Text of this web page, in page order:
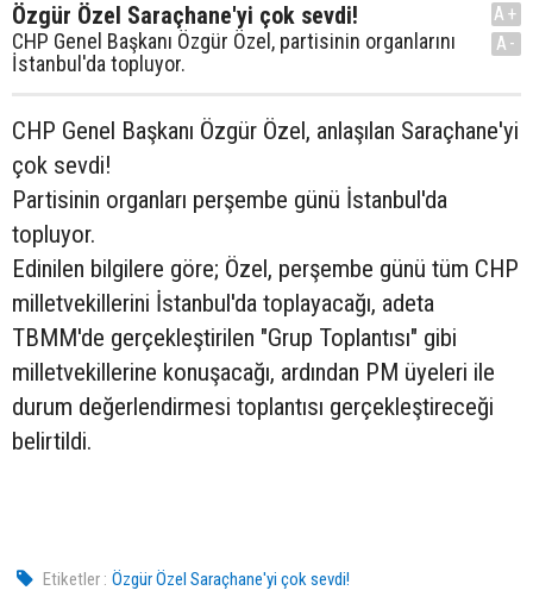
Özgür Özel Saraçhane'yi çok sevdi!
CHP Genel Başkanı Özgür Özel, partisinin organlarını
İstanbul'da topluyor.
A+
A-
CHP Genel Başkanı Özgür Özel, anlaşılan Saraçhane'yi
çok sevdi!
Partisinin organları perşembe günü İstanbul'da
topluyor.
Edinilen bilgilere göre; Özel, perşembe günü tüm CHP
milletvekillerini İstanbul'da toplayacağı, adeta
TBMM'de gerçekleştirilen "Grup Toplantısı" gibi
milletvekillerine konuşacağı, ardından PM üyeleri ile
durum değerlendirmesi toplantısı gerçekleştireceği
belirtildi.
Etiketler : Özgür Özel Saraçhane'yi çok sevdi!